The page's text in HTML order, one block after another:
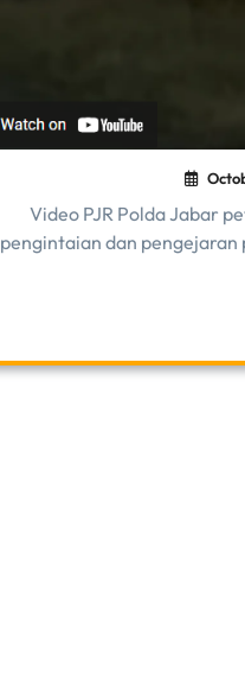
Video PJR Polda Jabar
pengintaian dan pengejaran